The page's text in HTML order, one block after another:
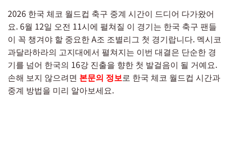
2026 한국 체코 월드컵 축구 중계 시간이 드디어 다가왔어
요. 6월 12일 오전 11시에 펼쳐질 이 경기는 한국 축구 팬들
이 꼭 챙겨야 할 중요한 A조 조별리그 첫 경기랍니다. 멕시코
과달라하라의 고지대에서 펼쳐지는 이번 대결은 단순한 경
기를 넘어 한국의 16강 진출을 향한 첫 발걸음이 될 거예요.
손해 보지 않으려면 본문의 정보로 한국 체코 월드컵 시간과
중계 방법을 미리 알아보세요.